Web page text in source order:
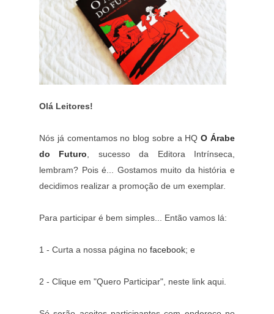
Olá Leitores!
Nós já comentamos no blog sobre a HQO Árabe
do Futuro , sucesso da Editora Intrínseca,
lembram? Pois é... Gostamos muito da história e
decidimos realizar a promoção de um exemplar.
Para participar é bem simples... Então vamos lá:
1 - Curta a nossa página no facebook; e
2 - Clique em "Quero Participar", neste link aqui.